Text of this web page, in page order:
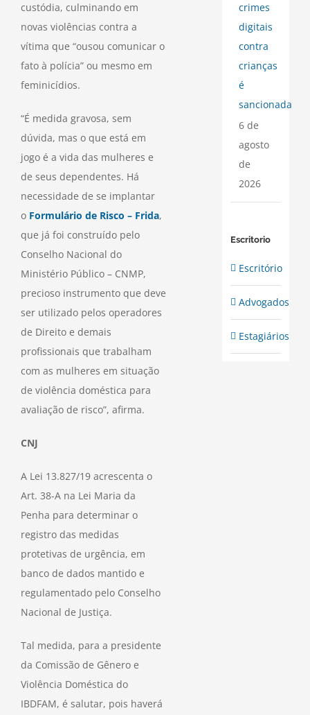
custódia, culminando em
novas violências contra a
vítima que “ousou comunicar o
fato à polícia” ou mesmo em
feminicídios.
“É medida gravosa, sem
dúvida, mas o que está em
jogo é a vida das mulheres e
de seus dependentes. Há
necessidade de se implantar
o Formulário de Risco – Frida,
que já foi construído pelo
Conselho Nacional do
Ministério Público – CNMP,
precioso instrumento que deve
ser utilizado pelos operadores
de Direito e demais
profissionais que trabalham
com as mulheres em situação
de violência doméstica para
avaliação de risco”, afirma.
CNJ
A Lei 13.827/19 acrescenta o
Art. 38-A na Lei Maria da
Penha para determinar o
registro das medidas
protetivas de urgência, em
banco de dados mantido e
regulamentado pelo Conselho
Nacional de Justiça.
Tal medida, para a presidente
da Comissão de Gênero e
Violência Doméstica do
IBDFAM, é salutar, pois haverá
crimes
digitais
contra
crianças
é
sancionada
6 de
agosto
de
2026
Escritorio
Escritório
Advogados
Estagiários